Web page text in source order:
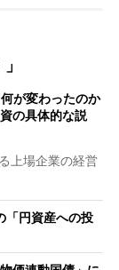
が変わったのか
の具体的な説
上場企業の経営
「円資産への投